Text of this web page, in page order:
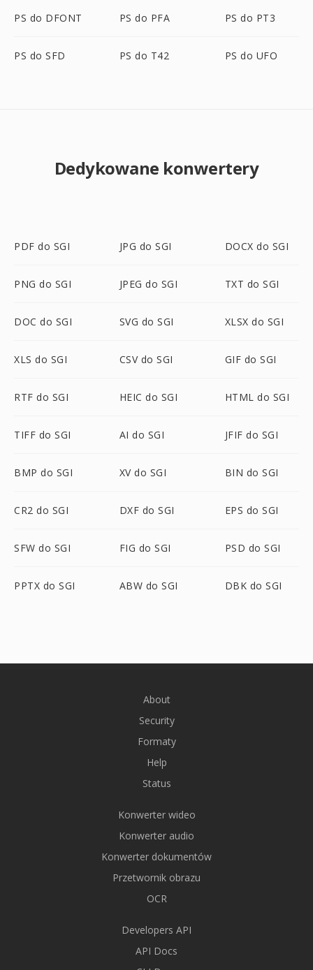
PS do DFONT PS do PFA PS do PT3
PS do SFD PS do T42 PS do UFO
Dedykowane konwertery
PDF do SGI JPG do SGI DOCX do SGI
PNG do SGI JPEG do SGI TXT do SGI
DOC do SGI SVG do SGI XLSX do SGI
XLS do SGI CSV do SGI GIF do SGI
RTF do SGI HEIC do SGI HTML do SGI
TIFF do SGI AI do SGI JFIF do SGI
BMP do SGI XV do SGI BIN do SGI
CR2 do SGI DXF do SGI EPS do SGI
SFW do SGI FIG do SGI PSD do SGI
PPTX do SGI ABW do SGI DBK do SGI
About
Security
Formaty
Help
Status
Konwerter wideo
Konwerter audio
Konwerter dokumentów
Przetwornik obrazu
OCR
Developers API
API Docs